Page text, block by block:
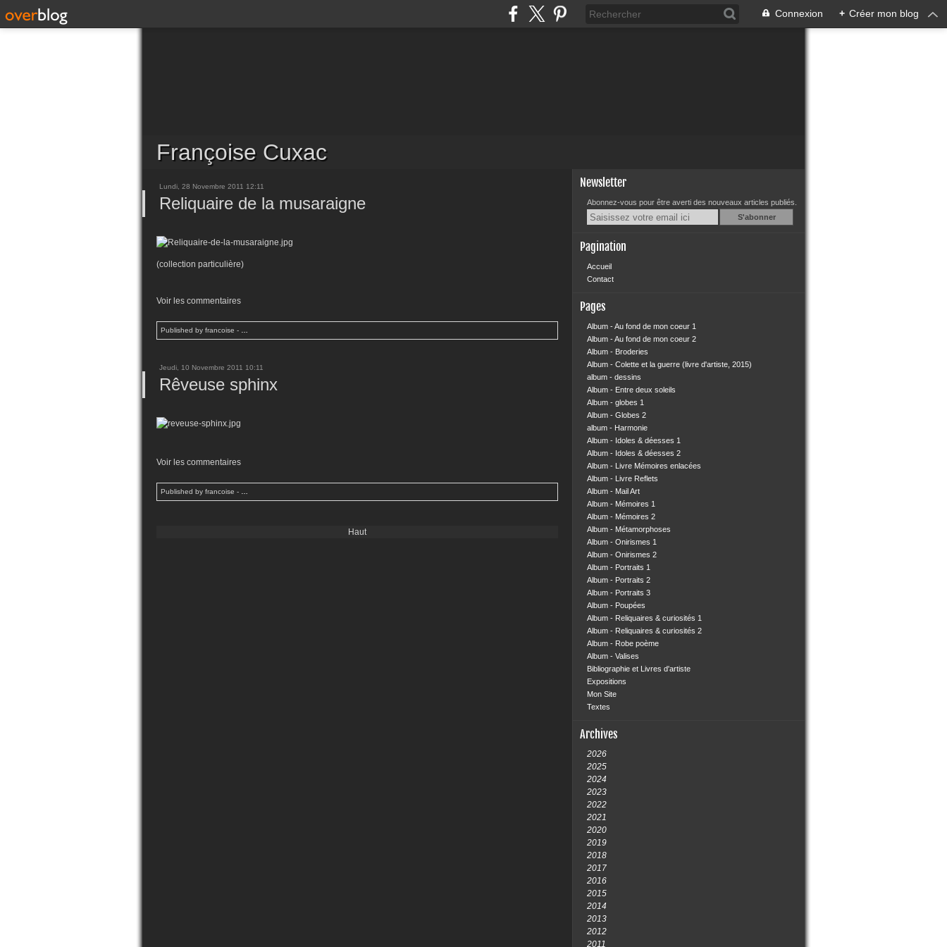
Connexion + Créer mon blog
Françoise Cuxac
Lundi, 28 Novembre 2011 12:11
Reliquaire de la musaraigne
(collection particulière)
Voir les commentaires
Published by francoise -
Jeudi, 10 Novembre 2011 10:11
Rêveuse sphinx
Voir les commentaires
Published by francoise -
Haut
Newsletter
Abonnez-vous pour être averti des nouveaux articles publiés.
Email
Pagination
Accueil
Contact
Pages
Album - Au fond de mon coeur 1
Album - Au fond de mon coeur 2
Album - Broderies
Album - Colette et la guerre (livre d'artiste, 2015)
album - dessins
Album - Entre deux soleils
Album - globes 1
Album - Globes 2
album - Harmonie
Album - Idoles & déesses 1
Album - Idoles & déesses 2
Album - Livre Mémoires enlacées
Album - Livre Reflets
Album - Mail Art
Album - Mémoires 1
Album - Mémoires 2
Album - Métamorphoses
Album - Onirismes 1
Album - Onirismes 2
Album - Portraits 1
Album - Portraits 2
Album - Portraits 3
Album - Poupées
Album - Reliquaires & curiosités 1
Album - Reliquaires & curiosités 2
Album - Robe poème
Album - Valises
Bibliographie et Livres d'artiste
Expositions
Mon Site
Textes
Archives
2026
2025
2024
2023
2022
2021
2020
2019
2018
2017
2016
2015
2014
2013
2012
2011